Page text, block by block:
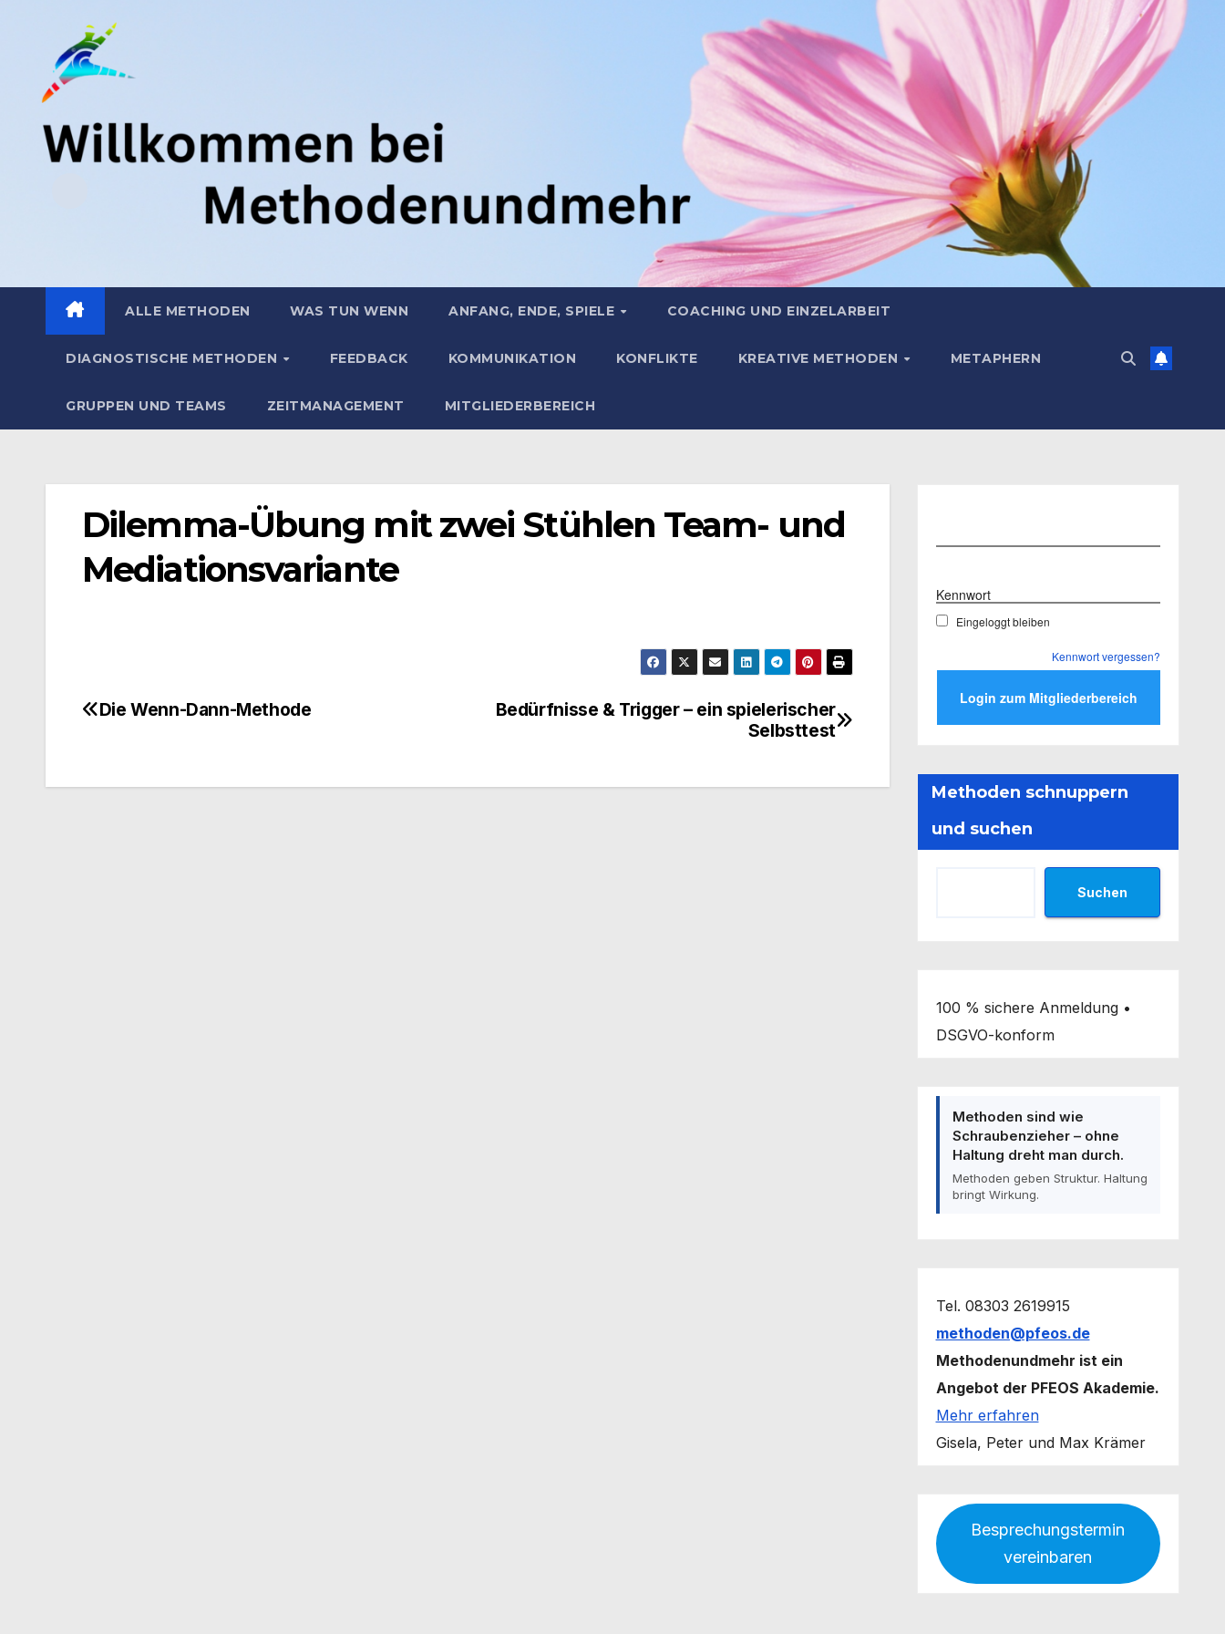
springen.
ALLE METHODEN WAS TUN WENN ANFANG, ENDE, SPIELE COACHING UND EINZELARBEIT
DIAGNOSTISCHE METHODEN FEEDBACK KOMMUNIKATION KONFLIKTE KREATIVE METHODEN METAPHERN
GRUPPEN UND TEAMS ZEITMANAGEMENT MITGLIEDERBEREICH
Dilemma-Übung mit zwei Stühlen Team- und
Mediationsvariante
Beitragsnavigation
Bedürfnisse & Trigger – ein spielerischer
Selbsttest
Die Wenn-Dann-Methode
Kennwort
Eingeloggt bleiben
Kennwort vergessen?
Methoden schnuppern
und suchen
Suchen
100 % sichere Anmeldung •
DSGVO-konform
Methoden sind wie
Schraubenzieher – ohne
Haltung dreht man durch.
Methoden geben Struktur. Haltung
bringt Wirkung.
Tel. 08303 2619915
methoden@pfeos.de
Methodenundmehr ist ein
Angebot der PFEOS Akademie.
Mehr erfahren
Gisela, Peter und Max Krämer
Besprechungstermin
vereinbaren